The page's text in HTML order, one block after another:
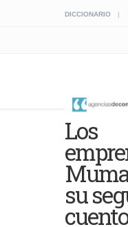
DICCIONARIO
Los
su